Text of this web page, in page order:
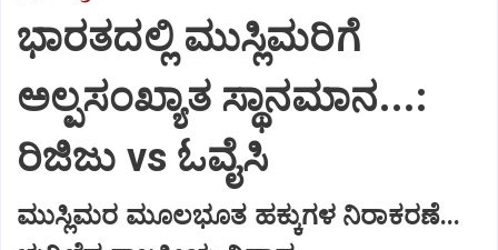
ಭಾರತದಲ್ಲಿ ಮುಸ್ಲಿಮರಿಗೆ
ಅಲ್ಪಸಂಖ್ಯಾತ ಸ್ಥಾನಮಾನ...:
ರಿಜಿಜು vs ಓವೈಸಿ
ಮುಸ್ಲಿಮರ ಮೂಲಭೂತ ಹಕ್ಕುಗಳ ನಿರಾಕರಣೆ...